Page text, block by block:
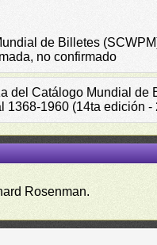
de Billetes
no confirmado
del Catálogo Mundial
1368-1960 (14ta edición
Rosenman.